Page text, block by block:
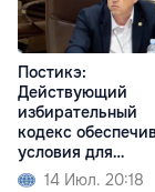
Постикэ:
Действующий
избирательный
кодекс
условия для
свободных
14 Июл. 20:18